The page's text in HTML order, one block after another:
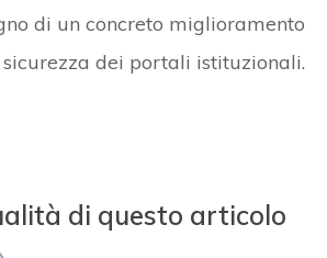
di un concreto miglioramento
dei portali istituzionali.
di questo articolo